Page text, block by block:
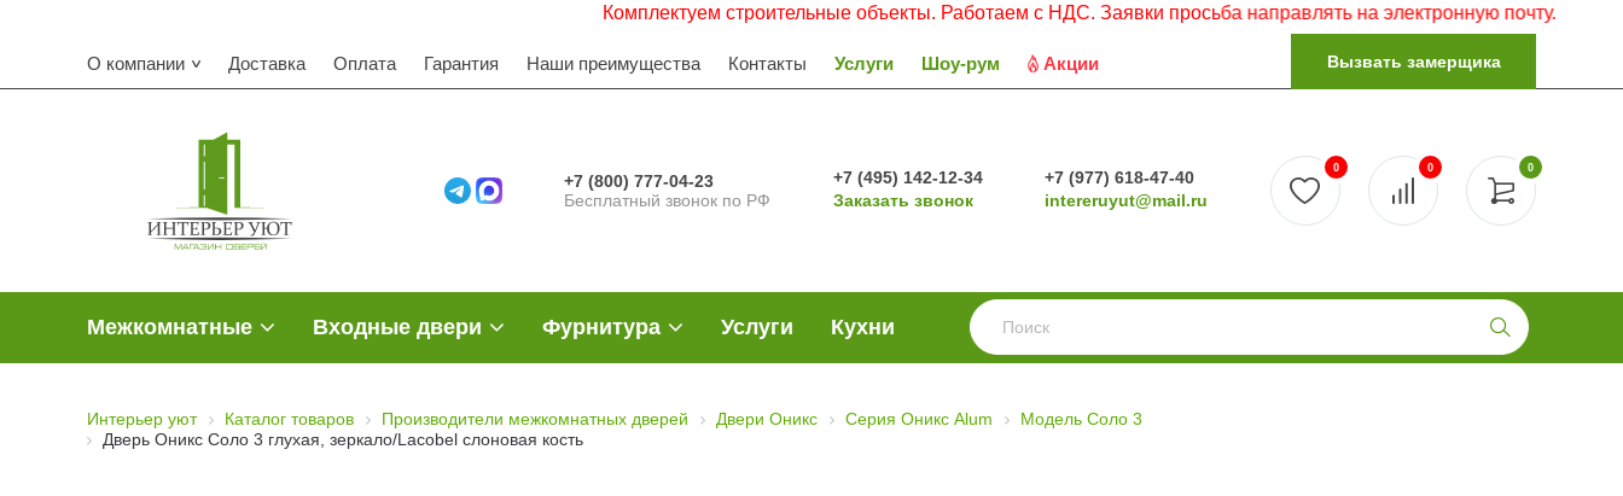
Комплектуем строительные объекты. Работаем с НДС. Заявки просьба направлять на электронную почту.
О компании Доставка Оплата Гарантия Наши преимущества Контакты Услуги Шоу-рум Акции Вызвать замерщика
+7 (800) 777-04-23
Бесплатный звонок по РФ
+7 (495) 142-12-34
Заказать звонок
+7 (977) 618-47-40
intereruyut@mail.ru
0
0 0
Межкомнатные Входные двери Фурнитура Услуги Кухни
Интерьер уют Каталог товаров Производители межкомнатных дверей Двери Оникс Серия Оникс Alum
Модель Соло 3
Дверь Оникс Соло 3 глухая, зеркало/Lacobel слоновая кость